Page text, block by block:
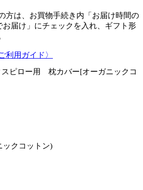
方は、お買物手続き内「お届け時間の
届け」にチェックを入れ、ギフト形
利用ガイド〉
ピロー用 枕カバー[オーガニックコ
ックコットン)